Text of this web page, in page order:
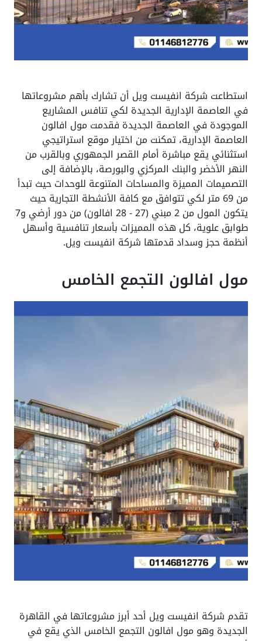
استطاعت شركة انفيست ويل أن تشارك بأهم مشروعاتها
في العاصمة الإدارية الجديدة لكي تنافس المشاريع
الموجودة في العاصمة الجديدة فقدمت مول افالون
العاصمة الإدارية، تمكنت من اختيار موقع استراتيجي
استثنائي يقع مباشرة أمام القصر الجمهوري وبالقرب من
النهر الأخضر والبنك المركزي والبورصة، بالإضافة إلى
التصميمات المميزة والمساحات المتنوعة للوحدات حيث تبدأ
من 69 متر لكي تتوافق مع كافة الأنشطة التجارية حيث
يتكون المول من 2 مبني (27 - 28 افالون) من دور أرضي و7
طوابق علوية، كل هذه المميزات بأسعار تنافسية وأسهل
أنظمة حجز وسداد قدمتها شركة انفيست ويل.
مول افالون التجمع الخامس
تقدم شركة انفيست ويل أحد أبرز مشروعاتها في القاهرة
الجديدة وهو مول افالون التجمع الخامس الذي يقع في